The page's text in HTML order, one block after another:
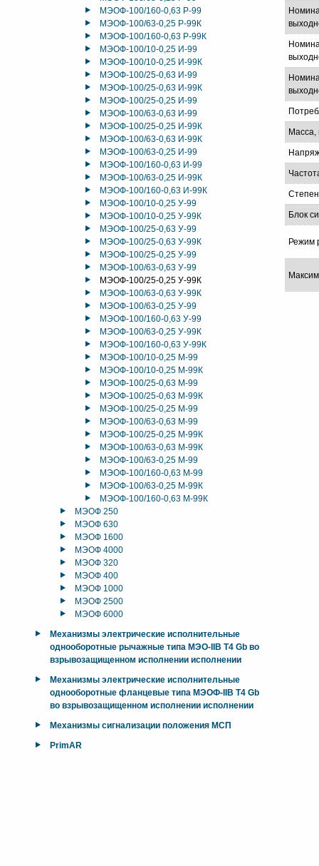
МЭОФ-100/160-0,63 Р-99
МЭОФ-100/63-0,25 Р-99К
МЭОФ-100/160-0,63 Р-99К
МЭОФ-100/10-0,25 И-99
МЭОФ-100/10-0,25 И-99К
МЭОФ-100/25-0,63 И-99
МЭОФ-100/25-0,63 И-99К
МЭОФ-100/25-0,25 И-99
МЭОФ-100/63-0,63 И-99
МЭОФ-100/25-0,25 И-99К
МЭОФ-100/63-0,63 И-99К
МЭОФ-100/63-0,25 И-99
МЭОФ-100/160-0,63 И-99
МЭОФ-100/63-0,25 И-99К
МЭОФ-100/160-0,63 И-99К
МЭОФ-100/10-0,25 У-99
МЭОФ-100/10-0,25 У-99К
МЭОФ-100/25-0,63 У-99
МЭОФ-100/25-0,63 У-99К
МЭОФ-100/25-0,25 У-99
МЭОФ-100/63-0,63 У-99
МЭОФ-100/25-0,25 У-99К
МЭОФ-100/63-0,63 У-99К
МЭОФ-100/63-0,25 У-99
МЭОФ-100/160-0,63 У-99
МЭОФ-100/63-0,25 У-99К
МЭОФ-100/160-0,63 У-99К
МЭОФ-100/10-0,25 М-99
МЭОФ-100/10-0,25 М-99К
МЭОФ-100/25-0,63 М-99
МЭОФ-100/25-0,63 М-99К
МЭОФ-100/25-0,25 М-99
МЭОФ-100/63-0,63 М-99
МЭОФ-100/25-0,25 М-99К
МЭОФ-100/63-0,63 М-99К
МЭОФ-100/63-0,25 М-99
МЭОФ-100/160-0,63 М-99
МЭОФ-100/63-0,25 М-99К
МЭОФ-100/160-0,63 М-99К
МЭОФ 250
МЭОФ 630
МЭОФ 1600
МЭОФ 4000
МЭОФ 320
МЭОФ 400
МЭОФ 1000
МЭОФ 2500
МЭОФ 6000
Механизмы электрические исполнительные
однооборотные рычажные типа МЭО-IIB T4 Gb во
взрывозащищенном исполнении исполнении
Механизмы электрические исполнительные
однооборотные фланцевые типа МЭОФ-IIB T4 Gb
во взрывозащищенном исполнении исполнении
Механизмы сигнализации положения МСП
PrimAR
Масса,
Блок
Режим